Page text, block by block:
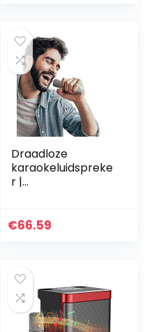
Draadloze
karaokeluidspreke
r |
microfoons,Zingen
€66.59